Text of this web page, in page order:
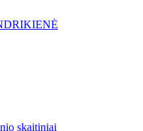
skaitiniai